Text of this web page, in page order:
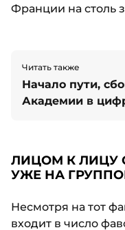
Франции на столь
Читать также
Начало пути,
Академии в
ЛИЦОМ К ЛИЦУ
УЖЕ НА
Несмотря на тот
входит в число